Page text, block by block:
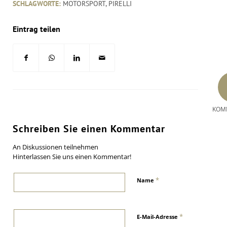
SCHLAGWORTE: MOTORSPORT, PIRELLI
Eintrag teilen
Schreiben Sie einen Kommentar
An Diskussionen teilnehmen
Hinterlassen Sie uns einen Kommentar!
Name *
E-Mail-Adresse *